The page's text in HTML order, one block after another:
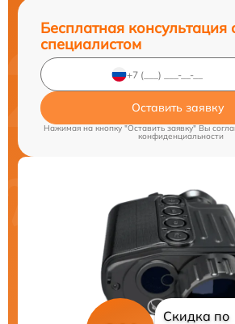
Бесплатная консультация
специалистом
Оставить заявку
Нажимая на кнопку "Оставить заявку" Вы
конфиденциальности
Скидка по